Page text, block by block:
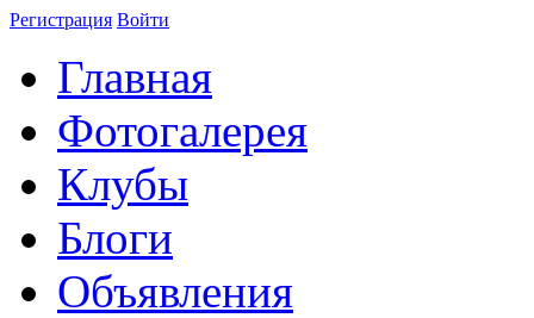
Регистрация Войти
Главная
Фотогалерея
Клубы
Блоги
Объявления